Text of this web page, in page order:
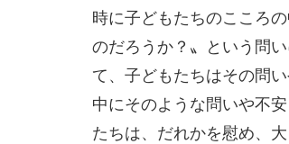
時に子どもたちのこころ
のだろうか？〟という問
て、子どもたちはその問
中にそのような問いや不
たちは、だれかを慰め、